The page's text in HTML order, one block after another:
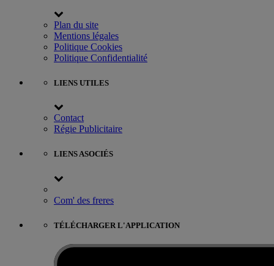
Plan du site
Mentions légales
Politique Cookies
Politique Confidentialité
LIENS UTILES
Contact
Régie Publicitaire
LIENS ASOCIÉS
Com' des freres
TÉLÉCHARGER L'APPLICATION